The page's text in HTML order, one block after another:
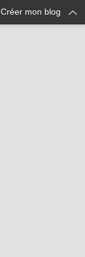
Créer mon blog